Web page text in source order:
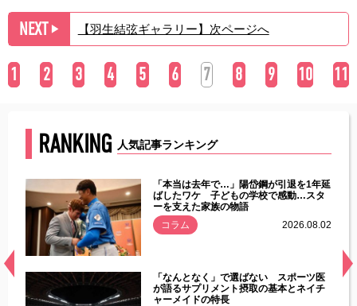
NEXT ▶︎ 【羽生結弦ギャラリー】次ページへ
1 2 3 4 5 6 7 8 9 10 11
RANKING 人気記事ランキング
常
「本当は去年で…」陽岱鋼が引退を1年延
ばしたワケ 子どもの学校で感動…スタ
ーを支えた家族の物語
コラム
2026.08.02
「なんとなく」で選ばない スポーツ医
が語るサプリメント摂取の基本とネイチ
ャーメイドの特長